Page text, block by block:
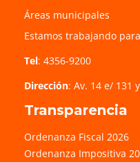
Áreas municipales
Estamos trabajando
Tel: 4356-9200
Dirección: Av. 14 e/ 131
Transparencia
Ordenanza Fiscal 2026
Ordenanza Impositiva